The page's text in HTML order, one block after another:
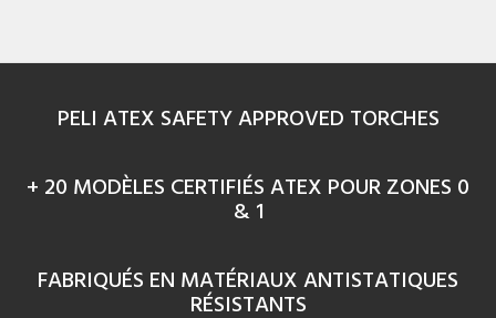
PELI ATEX SAFETY APPROVED TORCHES
+ 20 MODÈLES CERTIFIÉS ATEX POUR ZONES 0
& 1
FABRIQUÉS EN MATÉRIAUX ANTISTATIQUES
RÉSISTANTS